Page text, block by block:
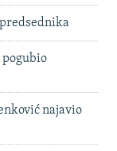
pogubio
najavio